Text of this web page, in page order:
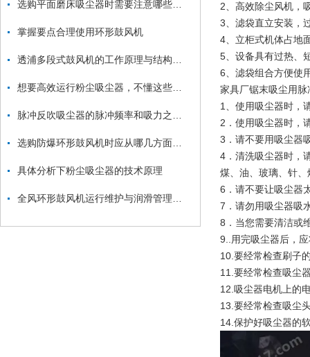
掌握要点合理使用环形鼓风机
具体分析下粉尘吸尘器的技术原理
2、高效除尘风机，
3、滤袋直立安装，
4、立柜式机体占地
5、设备具有过热、
6、滤袋组合方便使
家具厂锯末吸尘用
1、使用吸尘器时，
2．使用吸尘器时，
3．请不要用吸尘器
4．清洗吸尘器时，
煤、油、玻璃、针
6．请不要让吸尘器
7．请勿用吸尘器吸
8．当您需要清洁或
9..用完吸尘器后，
10.要经常检查刷子
11.要经常检查吸尘
12.吸尘器电机上的
13.要经常检查吸尘
14.保护好吸尘器的